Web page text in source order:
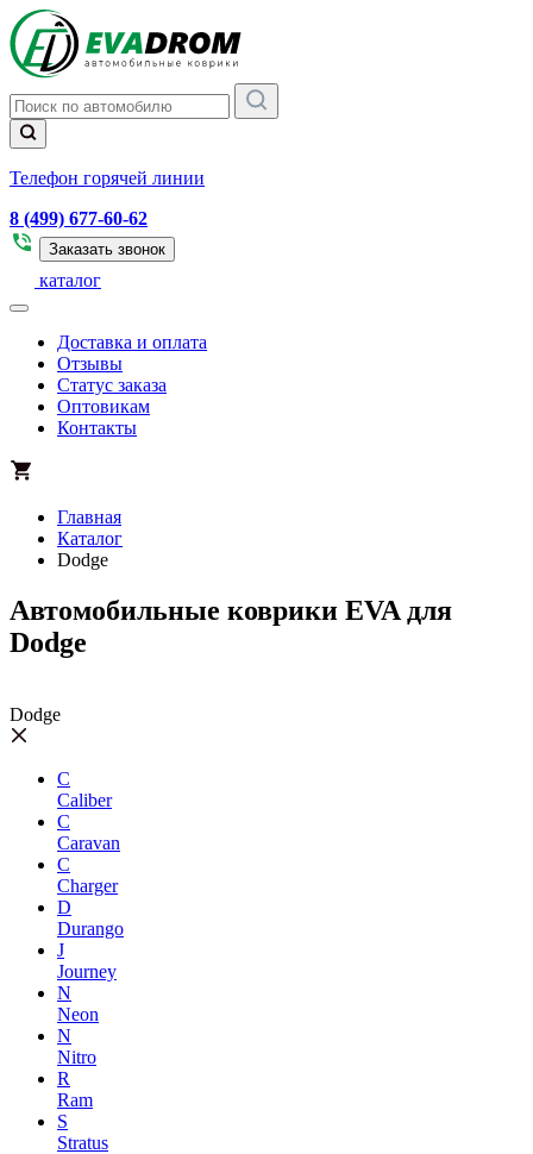
Телефон горячей линии
8 (499) 677-60-62
Заказать звонок
каталог
Доставка и оплата
Отзывы
Статус заказа
Оптовикам
Контакты
Главная
Каталог
Dodge
Автомобильные коврики EVA для
Dodge
Dodge
C
Caliber
C
Caravan
C
Charger
D
Durango
J
Journey
N
Neon
N
Nitro
R
Ram
S
Stratus